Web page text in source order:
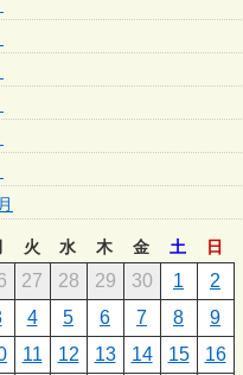
火 水 木 金 土 日
27 28 29 30 1
2
4 5 6 7 8
9
11 12 13 14 15
16